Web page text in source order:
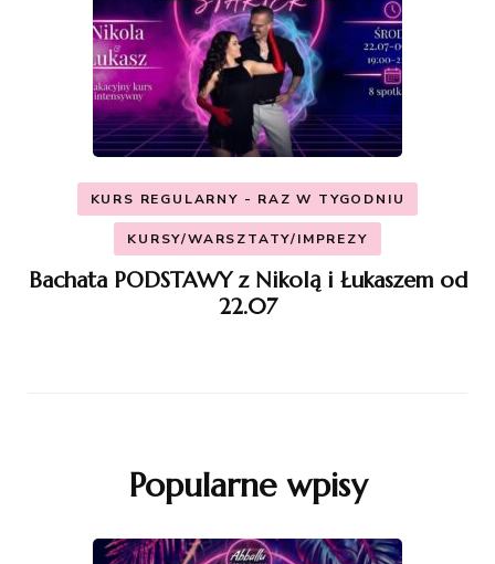
KURS REGULARNY - RAZ W TYGODNIU
KURSY/WARSZTATY/IMPREZY
Bachata PODSTAWY z Nikolą i Łukaszem od
22.07
Popularne wpisy